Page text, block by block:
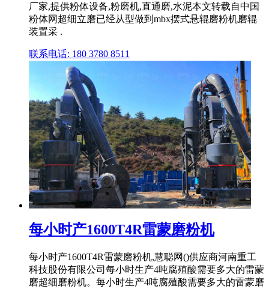
厂家,提供粉体设备,粉磨机,直通磨,水泥本文转载自中国
粉体网超细立磨已经从型做到mbx摆式悬辊磨粉机磨辊
装置采 .
联系电话: 180 3780 8511
每小时产1600T4R雷蒙磨粉机
每小时产1600T4R雷蒙磨粉机,慧聪网()供应商河南重工
科技股份有限公司每小时生产4吨腐殖酸需要多大的雷蒙
磨超细磨粉机。每小时生产4吨腐殖酸需要多大的雷蒙磨